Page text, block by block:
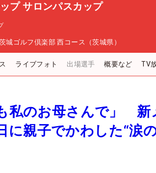
プ サロンパスカップ
城ゴルフ倶楽部 西コース（茨城県）
ライブフォト 出場選手 概要など TV
私のお母さんで」 新
に親子でかわした“涙